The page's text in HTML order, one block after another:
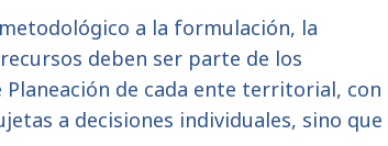
a la formulación, la
deben ser parte de los
de cada ente territorial, con
a decisiones individuales, sino que